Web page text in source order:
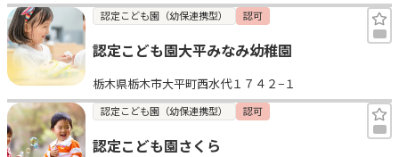
認定こども園（幼保連携型） 認可
認定こども園大平みなみ幼稚園
栃木県栃木市大平町西水代１７４２−１
認定こども園（幼保連携型） 認可
認定こども園さくら